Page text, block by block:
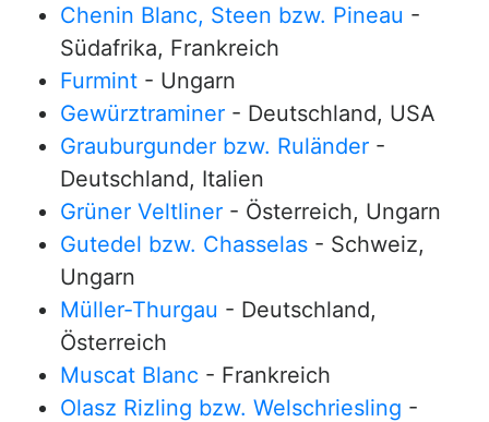
Chenin Blanc, Steen bzw. Pineau -
Südafrika, Frankreich
Furmint - Ungarn
Gewürztraminer - Deutschland, USA
Grauburgunder bzw. Ruländer -
Deutschland, Italien
Grüner Veltliner - Österreich, Ungarn
Gutedel bzw. Chasselas - Schweiz,
Ungarn
Müller-Thurgau - Deutschland,
Österreich
Muscat Blanc - Frankreich
Olasz Rizling bzw. Welschriesling -